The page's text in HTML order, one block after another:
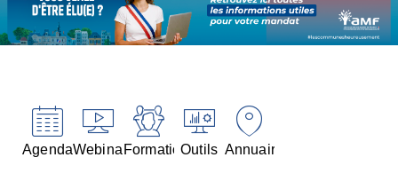
AgendaWebinairesFormationsOutils Annuaires